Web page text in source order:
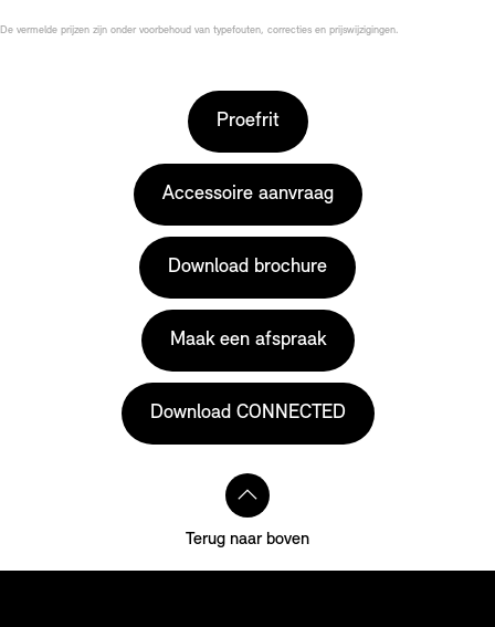
De vermelde prijzen zijn onder voorbehoud van typefouten, correcties en prijswijzigingen.
Proefrit
Accessoire aanvraag
Download brochure
Maak een afspraak
Download CONNECTED
Terug naar boven